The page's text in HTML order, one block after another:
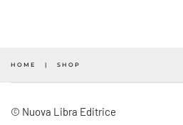
HOME SHOP
© Nuova Libra Editrice